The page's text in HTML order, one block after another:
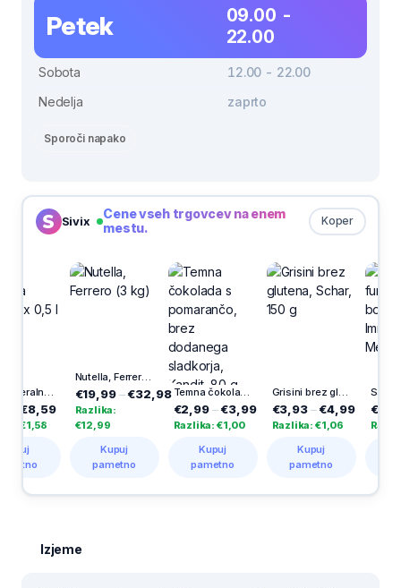
Petek
09.00 -
22.00
Sobota
12.00 - 22.00
Nedelja
zaprto
Sporoči napako
Sivix Koper
Cene vseh trgovcev na enem
mestu.
Voda mineralna Donat, 6 x 0,5 l
Nutella, Ferrero (3 kg)
€19,99– €32,98
Razlika:
€12,99
Kupuj
pametno
Temna čokolada s pomarančo, brez dodanega sladkorja, Kandit, 80 g
€2,99– €3,99
Razlika: €1,00
Kupuj
pametno
Grisini brez glutena, Schar, 150 g
€3,93– €4,99
Razlika: €1,06
Kupuj
pametno
€11,99
Razlika:
Izjeme